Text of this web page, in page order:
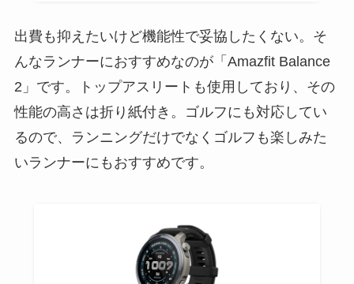
出費も抑えたいけど機能性で妥協したくない。そ
んなランナーにおすすめなのが「Amazfit Balance
2」です。トップアスリートも使用しており、その
性能の高さは折り紙付き。ゴルフにも対応してい
るので、ランニングだけでなくゴルフも楽しみた
いランナーにもおすすめです。